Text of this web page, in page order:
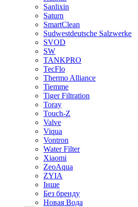
Sanlixin
Saturn
SmartClean
Sudwestdeutsche Salzwerke
SVOD
SW
TANKPRO
TecFlo
Thermo Alliance
Tiemme
Tiger Filtration
Toray
Touch-Z
Valve
Viqua
Vontron
Water Filter
Xiaomi
ZeoAqua
ZYIA
Інше
Без бренду
Новая Вода